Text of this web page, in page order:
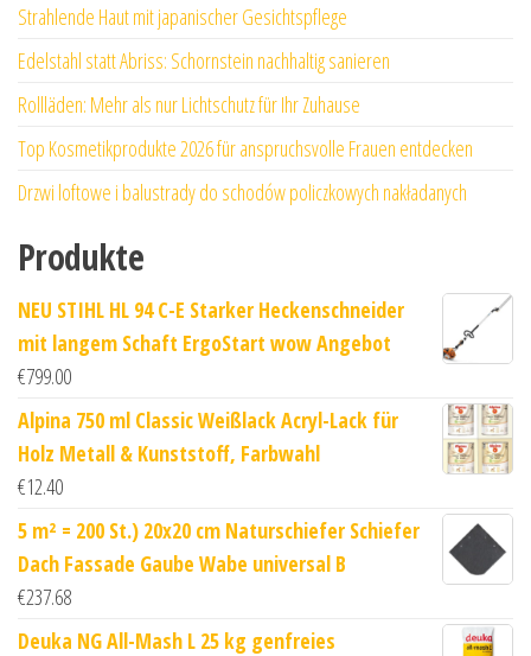
Strahlende Haut mit japanischer Gesichtspflege
Edelstahl statt Abriss: Schornstein nachhaltig sanieren
Rollläden: Mehr als nur Lichtschutz für Ihr Zuhause
Top Kosmetikprodukte 2026 für anspruchsvolle Frauen entdecken
Drzwi loftowe i balustrady do schodów policzkowych nakładanych
Produkte
NEU STIHL HL 94 C-E Starker Heckenschneider
mit langem Schaft ErgoStart wow Angebot
€799.00
Alpina 750 ml Classic Weißlack Acryl-Lack für
Holz Metall & Kunststoff, Farbwahl
€12.40
5 m² = 200 St.) 20x20 cm Naturschiefer Schiefer
Dach Fassade Gaube Wabe universal B
€237.68
Deuka NG All-Mash L 25 kg genfreies